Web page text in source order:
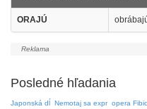
ORAJÚ
Posledné hľadania
Japonská dĺ Nemotaj sa expr opera